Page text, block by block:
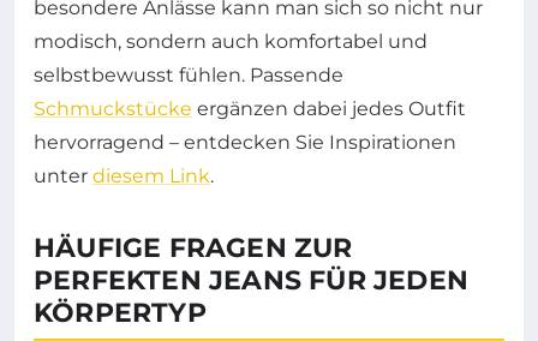
besondere Anlässe kann man sich so nicht nur
modisch, sondern auch komfortabel und
selbstbewusst fühlen. Passende
Schmuckstücke ergänzen dabei jedes Outfit
hervorragend – entdecken Sie Inspirationen
unter diesem Link.
HÄUFIGE FRAGEN ZUR
PERFEKTEN JEANS FÜR JEDEN
KÖRPERTYP